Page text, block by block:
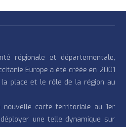
régionale et départementale,
Europe a été créée en 2001
la place et le rôle de la région au
nouvelle carte territoriale au 1er
une telle dynamique sur